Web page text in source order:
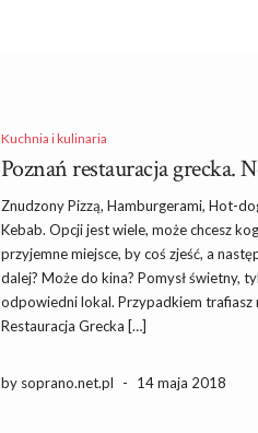
Kuchnia i kulinaria
Poznań restauracja grecka.
Znudzony Pizzą, Hamburgerami, Hot-
Kebab. Opcji jest wiele, może chcesz
przyjemne miejsce, by coś zjeść, a
dalej? Może do kina? Pomysł świetny,
odpowiedni lokal. Przypadkiem trafiasz
Restauracja Grecka […]
by soprano.net.pl - 14 maja 2018